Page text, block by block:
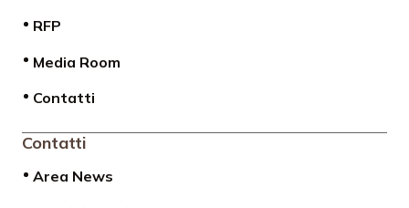
RFP
Media Room
Contatti
Contatti
Area News